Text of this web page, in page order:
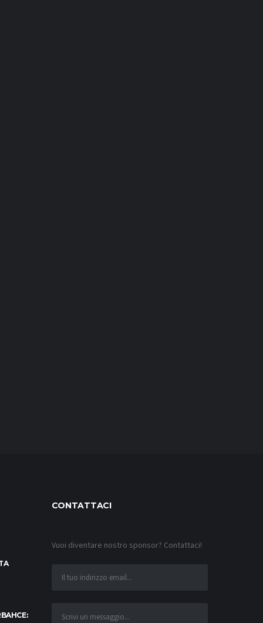
CONTATTACI
Vuoi diventare nostro sponsor? Contattaci!